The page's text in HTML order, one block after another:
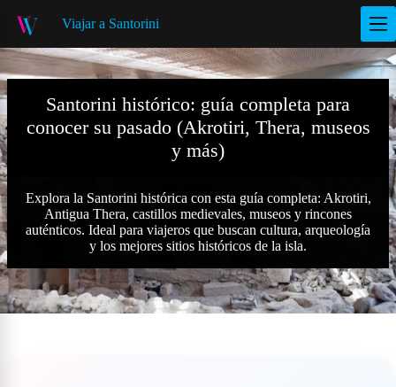
S
a
l
a
o
Viajar a Santorini
Santorini histórico: guía completa para
conocer su pasado (Akrotiri, Thera, museos
y más)
Explora la Santorini histórica con esta guía completa: Akrotiri,
Antigua Thera, castillos medievales, museos y rincones
auténticos. Ideal para viajeros que buscan cultura, arqueología
y los mejores sitios históricos de la isla.